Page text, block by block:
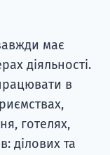
має
діяльності.
в
готелях,
ділових та